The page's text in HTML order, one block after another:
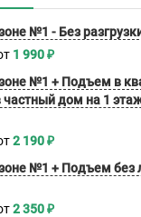
№1 - Без
1 990₽
№1 + Подъем в
частный дом на 1
2 190₽
№1 + Подъем без
2 350₽